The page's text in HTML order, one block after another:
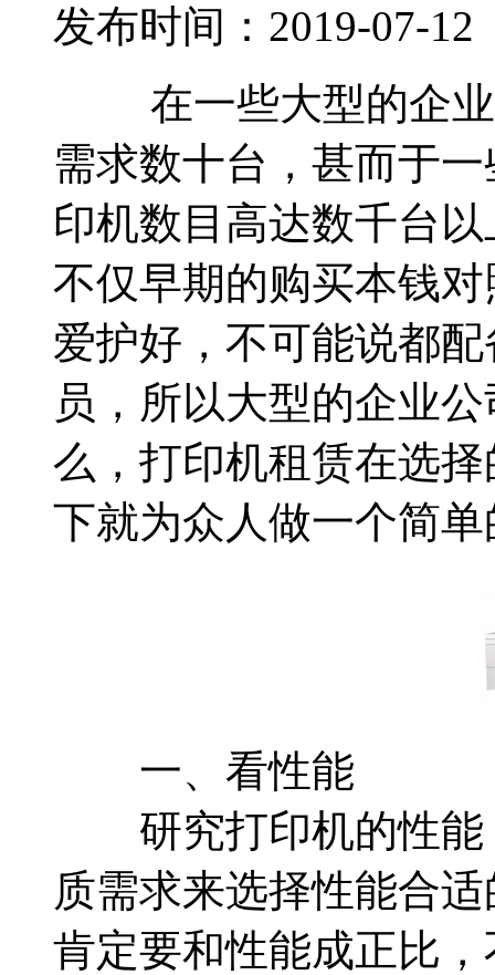
发布时间：2019-07-12
在一些大型的企业
需求数十台，甚而于
印机数目高达数千台
不仅早期的购买本钱
爱护好，不可能说都
员，所以大型的企业
么，打印机租赁在选
下就为众人做一个简
一、看性能
研究打印机的性能
质需求来选择性能合
肯定要和性能成正比